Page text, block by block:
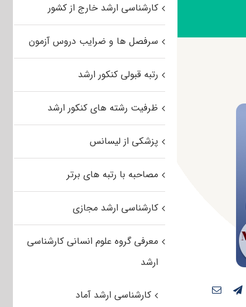
کارشناسی ارشد خارج از کشور
سرفصل ها و ضرایب دروس آزمون
رتبه قبولی کنکور ارشد
ظرفیت رشته های کنکور ارشد
پزشکی از لیسانس
مصاحبه با رتبه های برتر
کارشناسی ارشد مجازی
معرفی گروه علوم انسانی کارشناسی
ارشد
کارشناسی ارشد آماد